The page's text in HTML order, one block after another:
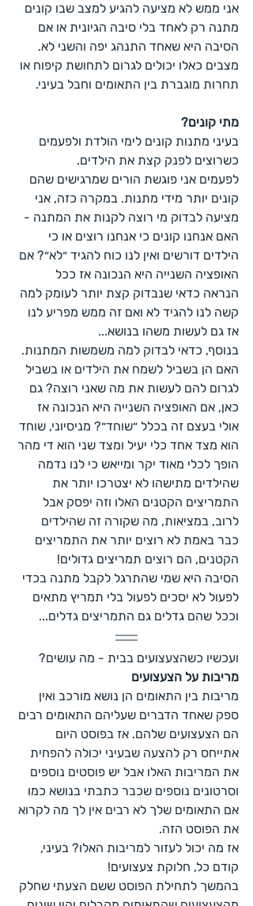
אני ממש לא מציעה להגיע למצב שבו קונים
מתנה רק לאחד בלי סיבה הגיונית או אם
הסיבה היא שאחד התנהג יפה והשני לא.
מצבים כאלו יכולים לגרום לתחושת קיפוח או
תחרות מוגברת בין התאומים וחבל בעיני.
מתי קונים?
בעיני מתנות קונים לימי הולדת ולפעמים
כשרוצים לפנק קצת את הילדים.
לפעמים אני פוגשת הורים שמרגישים שהם
קונים יותר מידי מתנות. במקרה כזה, אני
מציעה לבדוק מי רוצה לקנות את המתנה -
האם אנחנו קונים כי אנחנו רוצים או כי
הילדים דורשים ואין לנו כוח להגיד ״לא״? אם
האופציה השנייה היא הנכונה אז ככל
הנראה כדאי שנבדוק קצת יותר לעומק למה
קשה לנו להגיד לא ואם זה ממש מפריע לנו
אז גם לעשות משהו בנושא...
בנוסף, כדאי לבדוק למה משמשות המתנות.
האם הן בשביל לשמח את הילדים או בשביל
לגרום להם לעשות את מה שאני רוצה? גם
כאן, אם האופציה השנייה היא הנכונה אז
אולי בעצם זה בכלל ״שוחד״? מניסיוני, שוחד
הוא מצד אחד כלי יעיל ומצד שני הוא די מהר
הופך לכלי מאוד יקר ומייאש כי לנו נדמה
שהילדים מתישהו לא יצטרכו יותר את
התמריצים הקטנים האלו וזה יפסק אבל
לרוב, במציאות, מה שקורה זה שהילדים
כבר באמת לא רוצים יותר את התמריצים
הקטנים, הם רוצים תמריצים גדולים!
הסיבה היא שמי שהתרגל לקבל מתנה בכדי
לפעול לא יסכים לפעול בלי תמריץ מתאים
וככל שהם גדלים גם התמריצים גדלים...
ועכשיו כשהצעצועים בבית - מה עושים?
מריבות על הצעצועים
מריבות בין התאומים הן נושא מורכב ואין
ספק שאחד הדברים שעליהם התאומים רבים
הם הצעצועים שלהם. אז בפוסט היום
אתייחס רק להצעה שבעיני יכולה להפחית
את המריבות האלו אבל יש פוסטים נוספים
וסרטונים נוספים שכבר כתבתי בנושא כמו
אם התאומים שלך לא רבים אין לך מה לקרוא
את הפוסט הזה.
אז מה יכול לעזור למריבות האלו? בעיני,
קודם כל, חלוקת צעצועים!
בהמשך לתחילת הפוסט ששם הצעתי שחלק